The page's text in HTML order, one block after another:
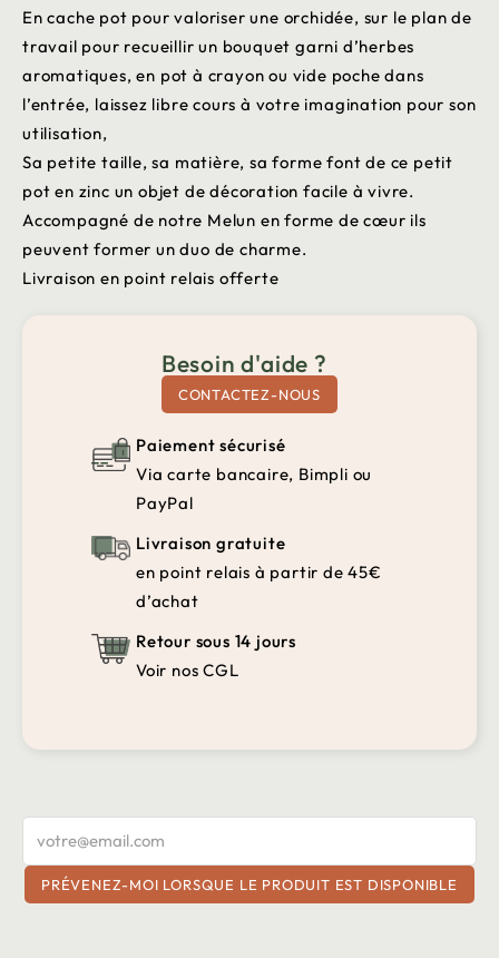
En cache pot pour valoriser une orchidée, sur le plan de
travail pour recueillir un bouquet garni d’herbes
aromatiques, en pot à crayon ou vide poche dans
l’entrée, laissez libre cours à votre imagination pour son
utilisation,
Sa petite taille, sa matière, sa forme font de ce petit
pot en zinc un objet de décoration facile à vivre.
Accompagné de notre Melun en forme de cœur ils
peuvent former un duo de charme.
Livraison en point relais offerte
Besoin d'aide ?
CONTACTEZ-NOUS
Paiement sécurisé
Via carte bancaire, Bimpli ou
PayPal
Livraison gratuite
en point relais à partir de 45€
d’achat
Retour sous 14 jours
Voir nos CGL
PRÉVENEZ-MOI LORSQUE LE PRODUIT EST DISPONIBLE